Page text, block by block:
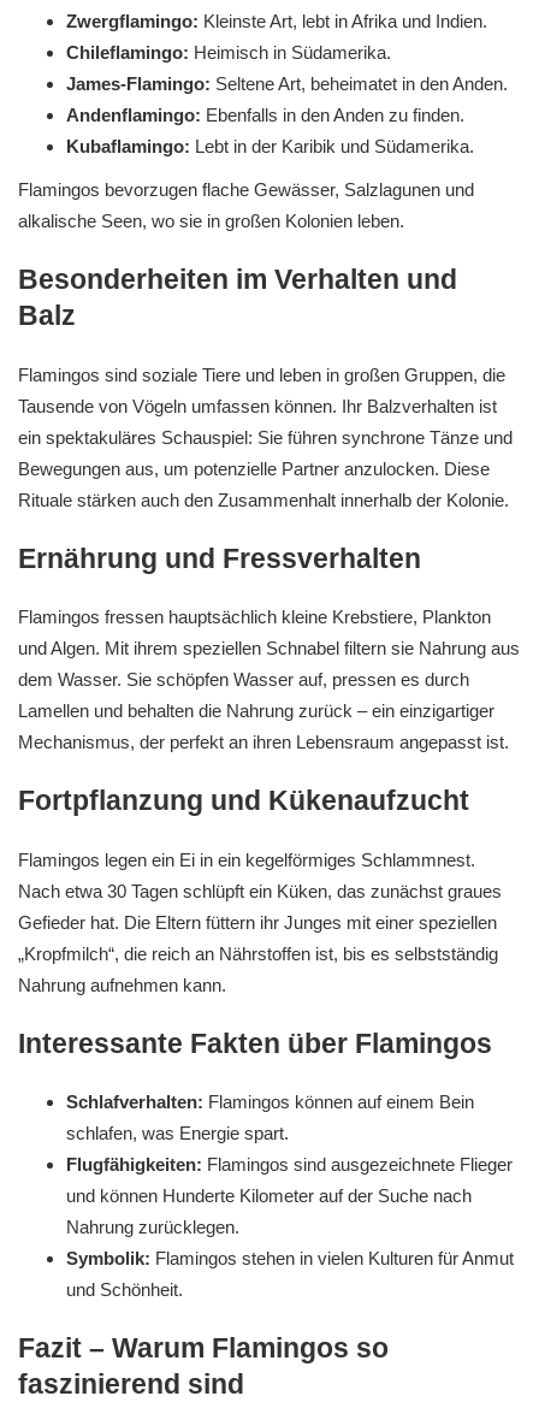
Zwergflamingo: Kleinste Art, lebt in Afrika und Indien.
Chileflamingo: Heimisch in Südamerika.
James-Flamingo: Seltene Art, beheimatet in den Anden.
Andenflamingo: Ebenfalls in den Anden zu finden.
Kubaflamingo: Lebt in der Karibik und Südamerika.
Flamingos bevorzugen flache Gewässer, Salzlagunen und
alkalische Seen, wo sie in großen Kolonien leben.
Besonderheiten im Verhalten und
Balz
Flamingos sind soziale Tiere und leben in großen Gruppen, die
Tausende von Vögeln umfassen können. Ihr Balzverhalten ist
ein spektakuläres Schauspiel: Sie führen synchrone Tänze und
Bewegungen aus, um potenzielle Partner anzulocken. Diese
Rituale stärken auch den Zusammenhalt innerhalb der Kolonie.
Ernährung und Fressverhalten
Flamingos fressen hauptsächlich kleine Krebstiere, Plankton
und Algen. Mit ihrem speziellen Schnabel filtern sie Nahrung aus
dem Wasser. Sie schöpfen Wasser auf, pressen es durch
Lamellen und behalten die Nahrung zurück – ein einzigartiger
Mechanismus, der perfekt an ihren Lebensraum angepasst ist.
Fortpflanzung und Kükenaufzucht
Flamingos legen ein Ei in ein kegelförmiges Schlammnest.
Nach etwa 30 Tagen schlüpft ein Küken, das zunächst graues
Gefieder hat. Die Eltern füttern ihr Junges mit einer speziellen
„Kropfmilch“, die reich an Nährstoffen ist, bis es selbstständig
Nahrung aufnehmen kann.
Interessante Fakten über Flamingos
Schlafverhalten: Flamingos können auf einem Bein
schlafen, was Energie spart.
Flugfähigkeiten: Flamingos sind ausgezeichnete Flieger
und können Hunderte Kilometer auf der Suche nach
Nahrung zurücklegen.
Symbolik: Flamingos stehen in vielen Kulturen für Anmut
und Schönheit.
Fazit – Warum Flamingos so
faszinierend sind